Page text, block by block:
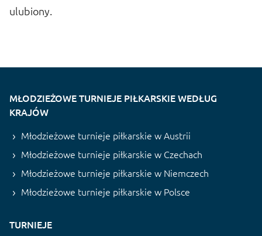
ulubiony.
MŁODZIEŻOWE TURNIEJE PIŁKARSKIE WEDŁUG
KRAJÓW
Młodzieżowe turnieje piłkarskie w Austrii
Młodzieżowe turnieje piłkarskie w Czechach
Młodzieżowe turnieje piłkarskie w Niemczech
Młodzieżowe turnieje piłkarskie w Polsce
TURNIEJE